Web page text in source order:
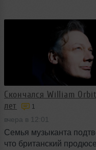
приглашённых
Скончался William
лет
1
вчера в 12:01
Семья музыканта
что британский